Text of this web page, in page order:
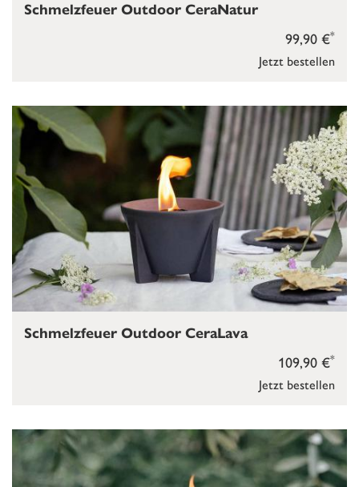
Jetzt bestellen
99,90 €*
Schmelzfeuer Outdoor CeraNatur
Jetzt bestellen
109,90 €*
Schmelzfeuer Outdoor CeraLava